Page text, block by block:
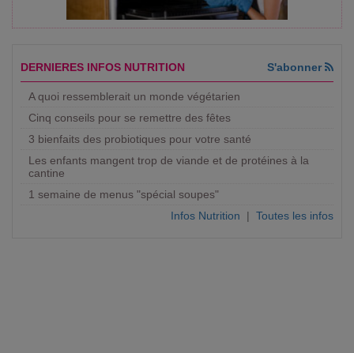
DERNIERES INFOS NUTRITION S'abonner
A quoi ressemblerait un monde végétarien
Cinq conseils pour se remettre des fêtes
3 bienfaits des probiotiques pour votre santé
Les enfants mangent trop de viande et de protéines à la
cantine
1 semaine de menus "spécial soupes"
Infos Nutrition | Toutes les infos